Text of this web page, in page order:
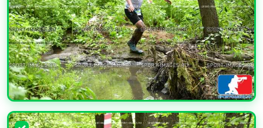
УВЕЛИЧИТЬ